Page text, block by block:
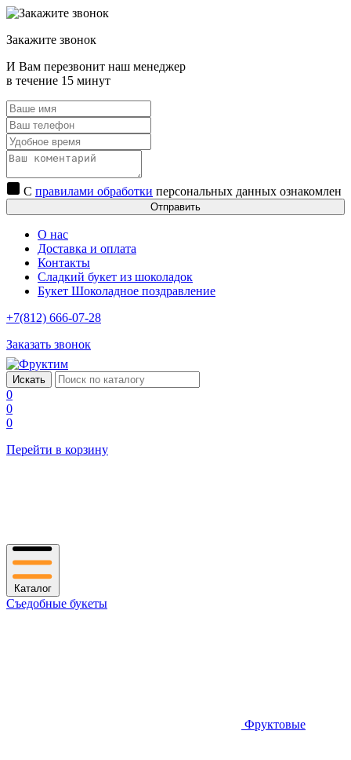
Закажите звонок
И Вам перезвонит наш менеджер
в течение 15 минут
С правилами обработки персональных данных ознакомлен
Отправить
О нас
Доставка и оплата
Контакты
Сладкий букет из шоколадок
Букет Шоколадное поздравление
+7(812) 666-07-28
Заказать звонок
0
0
0
Перейти в корзину
Каталог
Съедобные букеты
Фруктовые